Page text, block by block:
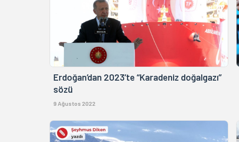
Erdoğan’dan 2023’te “Karadeniz doğalgazı”
sözü
9 Ağustos 2022